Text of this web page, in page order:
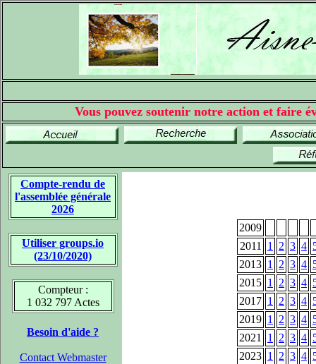
Vous pouvez soutenir notre action et faire
Compte-rendu de
l'assemblée générale
2026
Utiliser groups.io
(23/10/2020)
Compteur :
1 032 797 Actes
Besoin d'aide ?
Contact Webmaster
2009
2011
1 2 3 4
2013 1 2 3 4
2015 1 2 3 4
2017 1 2 3 4
2019 1 2 3 4
2021
1 2 3 4
2023 1 2 3 4